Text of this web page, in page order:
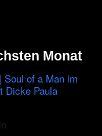
Monat
Soul of a Man im
Dicke Paula